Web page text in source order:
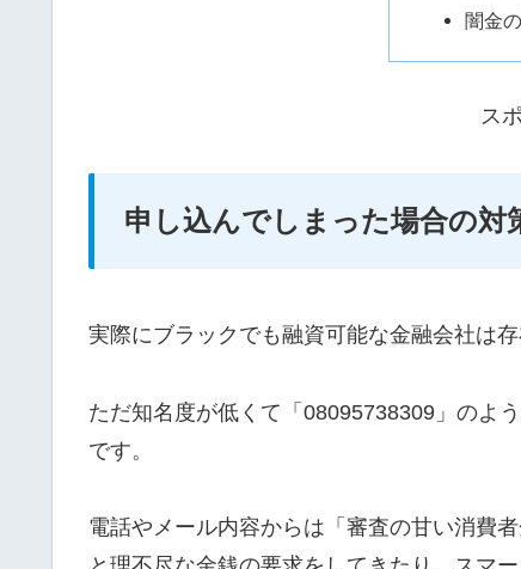
闇金
ス
申し込んでしまった場合の対
実際にブラックでも融資可能な金融会社は存
ただ知名度が低くて「08095738309」のよ
です。
電話やメール内容からは「審査の甘い消費